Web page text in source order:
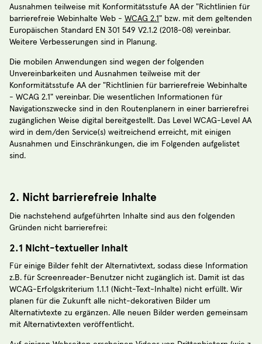
Ausnahmen teilweise mit Konformitätsstufe AA der "Richtlinien für
barrierefreie Webinhalte Web - WCAG 2.1" bzw. mit dem geltenden
Europäischen Standard EN 301 549 V2.1.2 (2018-08) vereinbar.
Weitere Verbesserungen sind in Planung.
Die mobilen Anwendungen sind wegen der folgenden
Unvereinbarkeiten und Ausnahmen teilweise mit der
Konformitätsstufe AA der "Richtlinien für barrierefreie Webinhalte
- WCAG 2.1" vereinbar. Die wesentlichen Informationen für
Navigationszwecke sind in den Routenplanern in einer barrierefrei
zugänglichen Weise digital bereitgestellt. Das Level WCAG-Level AA
wird in dem/den Service(s) weitreichend erreicht, mit einigen
Ausnahmen und Einschränkungen, die im Folgenden aufgelistet
sind.
2. Nicht barrierefreie Inhalte
Die nachstehend aufgeführten Inhalte sind aus den folgenden
Gründen nicht barrierefrei:
2.1 Nicht-textueller Inhalt
Für einige Bilder fehlt der Alternativtext, sodass diese Information
z.B. für Screenreader-Benutzer nicht zugänglich ist. Damit ist das
WCAG-Erfolgskriterium 1.1.1 (Nicht-Text-Inhalte) nicht erfüllt. Wir
planen für die Zukunft alle nicht-dekorativen Bilder um
Alternativtexte zu ergänzen. Alle neuen Bilder werden gemeinsam
mit Alternativtexten veröffentlicht.